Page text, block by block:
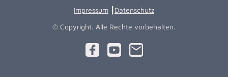
Impressum Datenschutz
© Copyright. Alle Rechte vorbehalten.